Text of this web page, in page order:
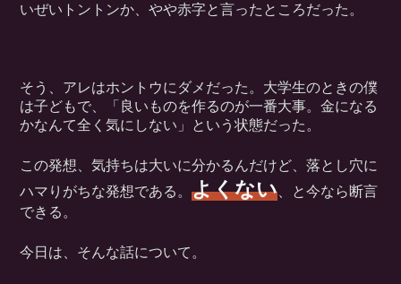
いぜいトントンか、やや赤字と言ったところだった。
そう、アレはホントウにダメだった。大学生のときの僕
は子どもで、「良いものを作るのが一番大事。金になる
かなんて全く気にしない」という状態だった。
この発想、気持ちは大いに分かるんだけど、落とし穴に
ハマりがちな発想である。よくない 、と今なら断言
できる。
今日は、そんな話について。